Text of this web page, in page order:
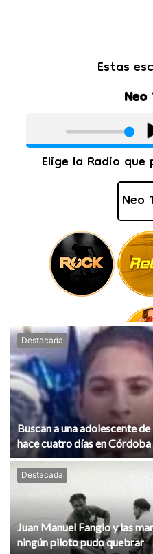
Destacada
Buscan a una adolescente
hace cuatro días en Córdoba
Destacada
Juan Manuel Fangio y las
ningún piloto pudo quebrar